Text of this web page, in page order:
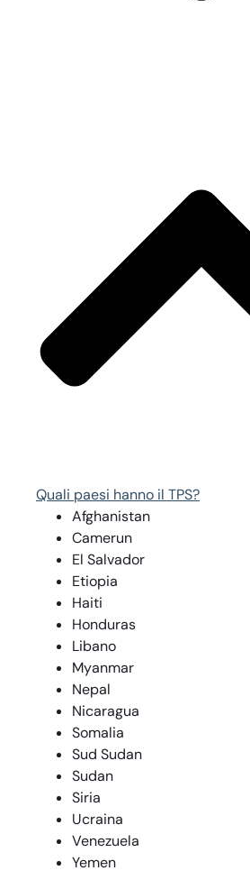
Quali paesi hanno il TPS?
Afghanistan
Camerun
El Salvador
Etiopia
Haiti
Honduras
Libano
Myanmar
Nepal
Nicaragua
Somalia
Sud Sudan
Sudan
Siria
Ucraina
Venezuela
Yemen